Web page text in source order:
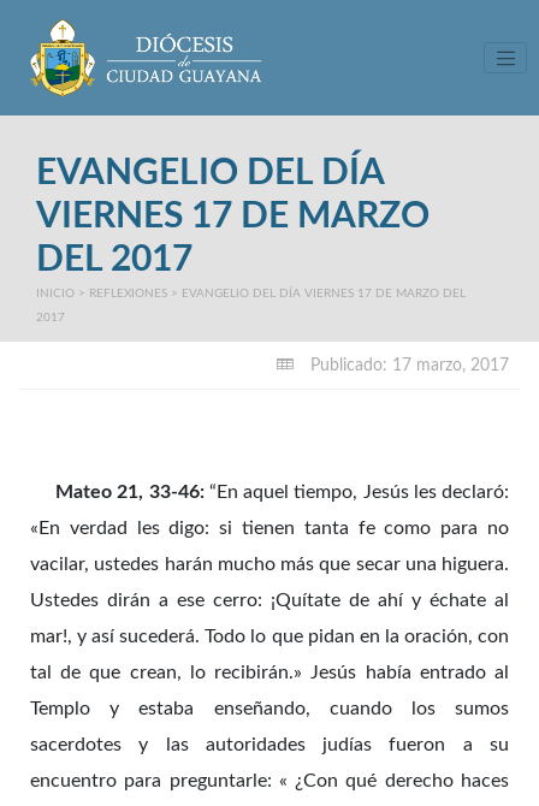
EVANGELIO DEL DÍA
VIERNES 17 DE MARZO
DEL 2017
INICIO > REFLEXIONES > EVANGELIO DEL DÍA VIERNES 17 DE MARZO DEL
2017
Publicado: 17 marzo, 2017
Mateo 21, 33-46:“En aquel tiempo, Jesús les declaró:
«En verdad les digo: si tienen tanta fe como para no
vacilar, ustedes harán mucho más que secar una higuera.
Ustedes dirán a ese cerro: ¡Quítate de ahí y échate al
mar!, y así sucederá. Todo lo que pidan en la oración, con
tal de que crean, lo recibirán.» Jesús había entrado al
Templo y estaba enseñando, cuando los sumos
sacerdotes y las autoridades judías fueron a su
encuentro para preguntarle: « ¿Con qué derecho haces